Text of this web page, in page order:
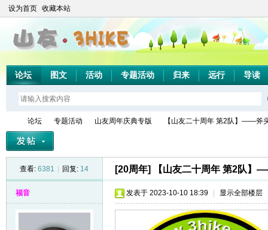
设为首页 收藏本站
论坛 图文 活动 专题活动 归来 远行 导读
论坛
›
专题活动
›
山友周年庆典专版 【山友二十周年 第2队】——斧
查看: 6381 回复: 14 [20周年] 【山友二十周年 第2队】
福音 发表于 2023-10-10 18:39 显示全部楼层